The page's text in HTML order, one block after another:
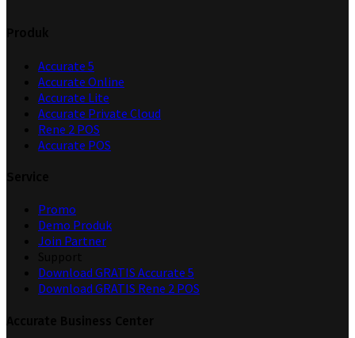
Accurate 5
Accurate Online
Accurate Lite
Accurate Private Cloud
Rene 2 POS
Accurate POS
Promo
Demo Produk
Join Partner
Download GRATIS Accurate 5
Download GRATIS Rene 2 POS